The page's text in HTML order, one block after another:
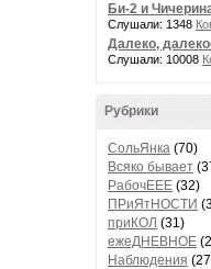
Би-2 и
Слушали: 1348
Далеко,
Слушали: 10008
Рубрики
СольЯнка (70)
Всяко бывает
РабочЕЕЕ (32)
ПРиЯтНОСТИ
приКОЛ (31)
ежеДНЕВНОЕ
Наблюдения